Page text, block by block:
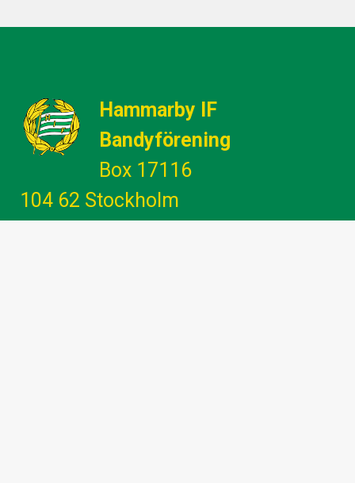
Hammarby IF
Bandyförening
Box 17116
104 62 Stockholm